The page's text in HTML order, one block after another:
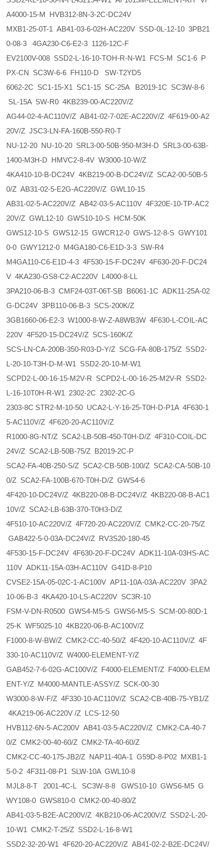
A4000-15-M HVB312-8N-3-2C-DC24V
MXB1-25-0T-1 AB41-03-6-02H-AC220V SSD-0L-12-10 3PB21
0-08-3 4GA230-C6-E2-3 1126-12C-F
EV2100V-008 SSD2-L-16-10-TOH-R-N-W1 FCS-M SC1-6 P
PX-CN SC3W-6-6 FH110-D SW-T2YD5
6062-2C SC1-15-X1 SC1-15 SC-25A B2019-1C SC3W-8-6
SL-15A SW-R0 4KB239-00-AC220V/Z
AG44-02-4-AC110V/Z AB41-02-7-02E-AC220V/Z 4F619-00-A2
20V/Z JSC3-LN-FA-160B-550-R0-T
NU-12-20 NU-10-20 SRL3-00-50B-950-M3H-D SRL3-00-63B-
1400-M3H-D HMVC2-8-4V W3000-10-W/Z
4KA410-10-B-DC24V 4KB219-00-B-DC24V/Z SCA2-00-50B-5
0/Z AB31-02-5-E2G-AC220V/Z GWL10-15
AB31-02-5-AC220V/Z AB42-03-5-AC110V 4F320E-10-TP-AC2
20V/Z GWL12-10 GWS10-10-S HCM-50K
GWS12-10-S GWS12-15 GWCR12-0 GWS-12-8-S GWY101
0-0 GWY1212-0 M4GA180-C6-E1D-3-3 SW-R4
M4GA110-C6-E1D-4-3 4F530-15-F-DC24V 4F630-20-F-DC24
V 4KA230-GS8-C2-AC220V L4000-8-LL
3PA210-06-B-3 CMF24-03T-06T-SB B6061-1C ADK11-25A-02
G-DC24V 3PB110-06-B-3 SCS-200K/Z
3GB1660-06-E2-3 W1000-8-W-Z-A8WB3W 4F630-L-COIL-AC
220V 4F520-15-DC24V/Z SCS-160K/Z
SCS-LN-CA-200B-350-R03-D-Y/Z SCG-FA-80B-175/Z SSD2-
L-20-10-T3H-D-M-W1 SSD2-20-10-M-W1
SCPD2-L-00-16-15-M2V-R SCPD2-L-00-16-25-M2V-R SSD2-
L-16-10T0H-R-W1 2302-2C 2302-2C-G
2303-8C STR2-M-10-50 UCA2-L-Y-16-25-T0H-D-P1A 4F630-1
5-AC110V/Z 4F620-20-AC110V/Z
R1000-8G-NT/Z SCA2-LB-50B-450-T0H-D/Z 4F310-COIL-DC
24V/Z SCA2-LB-50B-75/Z B2019-2C-P
SCA2-FA-40B-250-S/Z SCA2-CB-50B-100/Z SCA2-CA-50B-10
0/Z SCA2-FA-100B-670-T0H-D/Z GWS4-6
4F420-10-DC24V/Z 4KB220-08-B-DC24V/Z 4KB220-08-B-AC1
10V/Z SCA2-LB-63B-370-T0H3-D/Z
4F510-10-AC220V/Z 4F720-20-AC220V/Z CMK2-CC-20-75/Z
GAB422-5-0-03A-DC24V/Z RV3S20-180-45
4F530-15-F-DC24V 4F630-20-F-DC24V ADK11-10A-03HS-AC
110V ADK11-15A-03H-AC110V G41D-8-P10
CVSE2-15A-05-02C-1-AC100V AP11-10A-03A-AC220V 3PA2
10-06-B-3 4KA420-10-LS-AC220V SC3R-10
FSM-V-DN-R0500 GWS4-M5-S GWS6-M5-S SCM-00-80D-1
25-K WF5025-10 4KB220-06-B-AC100V/Z
F1000-8-W-BW/Z CMK2-CC-40-50/Z 4F420-10-AC110V/Z 4F
330-10-AC110V/Z W4000-ELEMENT-Y/Z
GAB452-7-6-02G-AC100V/Z F4000-ELEMENT/Z F4000-ELEM
ENT-Y/Z M4000-MANTLE-ASSY/Z SCK-00-30
W3000-8-W-F/Z 4F330-10-AC110V/Z SCA2-CB-40B-75-YB1/Z
4KA219-06-AC220V /Z LCS-12-50
HVB112-6N-5-AC200V AB41-03-5-AC220V/Z CMK2-CA-40-7
0/Z CMK2-00-40-60/Z CMK2-TA-40-60/Z
CMK2-CC-40-175-JB2/Z NAP11-40A-1 G59D-8-P02 MXB1-1
5-0-2 4F311-08-P1 SLW-10A GWL10-8
MJL8-8-T 2001-4C-L SC3W-8-8 GWS10-10 GWS6-M5 G
WY108-0 GWS810-0 CMK2-00-40-80/Z
AB41-03-5-B2E-AC200V/Z 4KB210-06-AC200V/Z SSD2-L-20-
10-W1 CMK2-T-25/Z SSD2-L-16-8-W1
SSD2-32-20-W1 4F620-20-AC220V/Z AB41-02-2-B2E-DC24V/